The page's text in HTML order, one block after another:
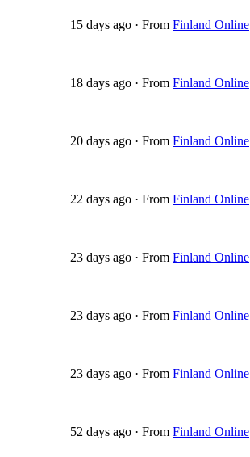
15 days ago · From Finland Online
18 days ago · From Finland Online
20 days ago · From Finland Online
22 days ago · From Finland Online
23 days ago · From Finland Online
23 days ago · From Finland Online
23 days ago · From Finland Online
52 days ago · From Finland Online